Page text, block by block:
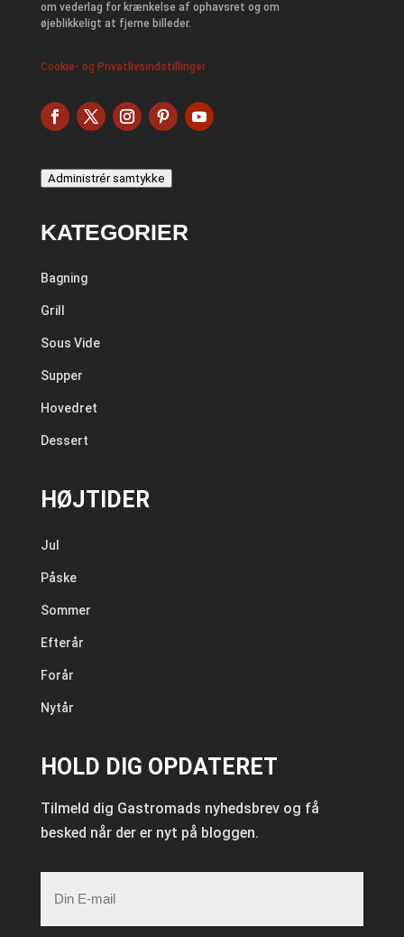
om vederlag for krænkelse af ophavsret og om
øjeblikkeligt at fjerne billeder.
Cookie- og Privatlivsindstillinger
Administrér samtykke
KATEGORIER
Bagning
Grill
Sous Vide
Supper
Hovedret
Dessert
HØJTIDER
Jul
Påske
Sommer
Efterår
Forår
Nytår
HOLD DIG OPDATERET
Tilmeld dig Gastromads nyhedsbrev og få
besked når der er nyt på bloggen.
mail